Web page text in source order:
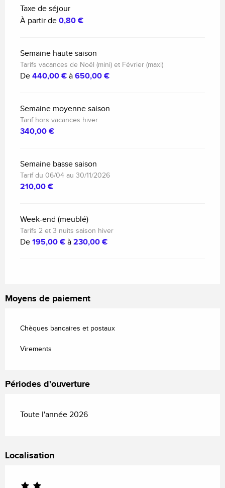
Taxe de séjour
À partir de 0,80 €
Semaine haute saison
Tarifs vacances de Noël (mini) et Février (maxi)
De 440,00 € à 650,00 €
Semaine moyenne saison
Tarif hors vacances hiver
340,00 €
Semaine basse saison
Tarif du 06/04 au 30/11/2026
210,00 €
Week-end (meublé)
Tarifs 2 et 3 nuits saison hiver
De 195,00 € à 230,00 €
Moyens de paiement
Chèques bancaires et postaux
Virements
Périodes d'ouverture
Toute l'année 2026
Localisation